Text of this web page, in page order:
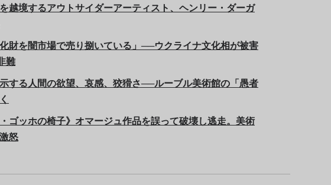
越境するアウトサイダーアーティスト、ヘンリー・ダーガ
化財を闇市場で売り捌いている」──ウクライナ文化相が被害
難
する人間の欲望、哀感、狡猾さ──ルーブル美術館の「愚者
ゴッホの椅子》オマージュ作品を誤って破壊し逃走。美術
怒